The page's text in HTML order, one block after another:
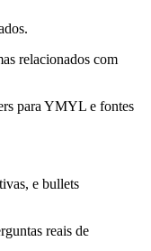
relacionados com
para YMYL e fontes
e bullets
reais de